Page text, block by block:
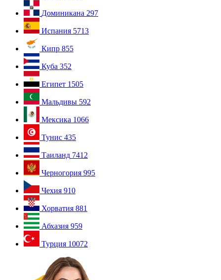
Доминикана 297
Испания 5713
Кипр 855
Куба 352
Египет 1505
Мальдивы 592
Мексика 1066
Тунис 435
Таиланд 7412
Черногория 995
Чехия 910
Хорватия 881
Абхазия 959
Турция 10072